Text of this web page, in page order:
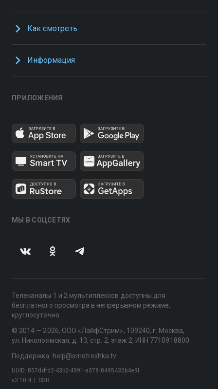
Как смотреть
Информация
ПРИЛОЖЕНИЯ
МЫ В СОЦСЕТЯХ
Телеканалы 1 и 2 мультиплексов доступны для
бесплатного просмотра в непрерывном режиме,
круглосуточно.
© 2014 — 2026, ООО «ЛайфСтрим», 109240, г. Москва,
ул. Николоямская, д. 13, стр. 2, этаж 2, ИНН 7710918800
Поддержка: help@smotreshka.tv
v3.10.4 SSR
UUID: 857ddfd2-43b2-4991-a378-0495435b4e9f